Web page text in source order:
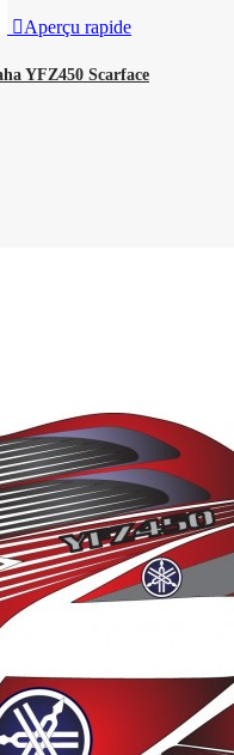
Aperçu rapide
YFZ450 Scarface